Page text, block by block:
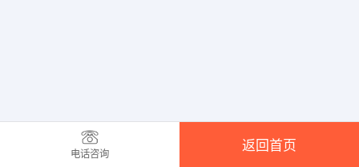
电话咨询
返回首页